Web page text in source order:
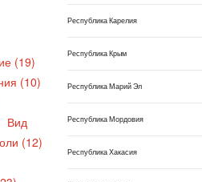
(19)
(10)
Вид
(12)
Республика Карелия
Республика Крым
Республика Марий Эл
Республика Мордовия
Республика Хакасия